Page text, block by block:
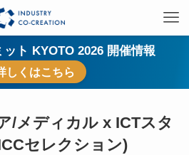
ット KYOTO 2026 開催情報
しくはこちら
/メディカル x ICTスタ
セレクション)